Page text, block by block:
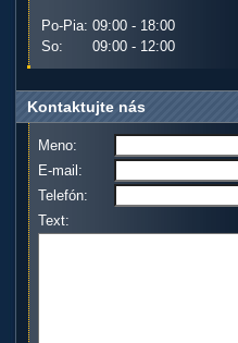
Po-Pia: 09:00 - 18:00
So:
09:00 - 12:00
Kontaktujte nás
Meno:
E-mail:
Telefón:
Text: